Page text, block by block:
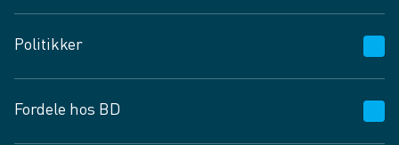
Vagttelefon 30 10 89 89
Spørgsmål og svar
Job og karriere
Politikker
Privatlivspolitik
Fordele hos BD